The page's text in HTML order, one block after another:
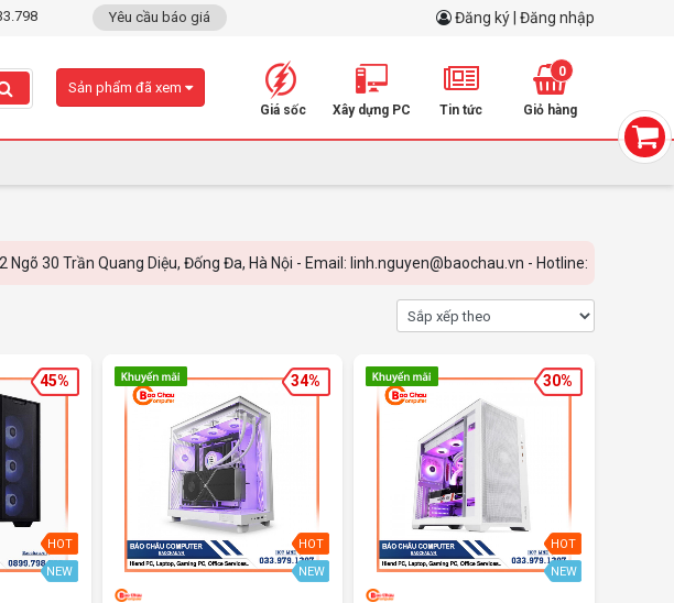
Yêu cầu báo giá Đăng ký | Đăng nhập
Giá sốc Xây dựng PC Tin tức
0
Giỏ hàng
Sản phẩm đã xem
30 Trần Quang Diệu, Đống Đa, Hà Nội - Email: linh.nguyen@baochau.vn - Hotline: 0899.798.798
HOT
NEW
45%
HOT
NEW
34%
HOT
NEW
30%